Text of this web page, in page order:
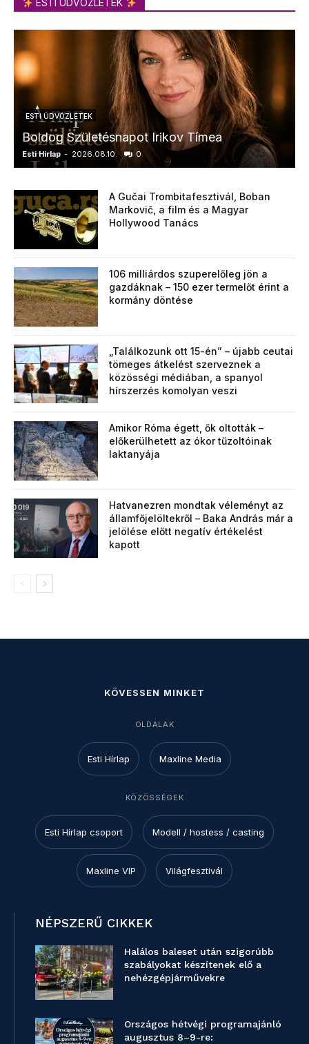
ESTI ÜDVÖZLETEK
ESTI ÜDVÖZLETEK
Boldog Születésnapot Irikov Tímea
Esti Hírlap - 2026.08.10. 0
A Gučai Trombitafesztivál, Boban
Markovič, a film és a Magyar
Hollywood Tanács
106 milliárdos szuperelőleg jön a
gazdáknak – 150 ezer termelőt érint a
kormány döntése
„Találkozunk ott 15-én” – újabb ceutai
tömeges átkelést szerveznek a
közösségi médiában, a spanyol
hírszerzés komolyan veszi
Amikor Róma égett, ők oltották –
előkerülhetett az ókor tűzoltóinak
laktanyája
Hatvanezren mondtak véleményt az
államfőjelöltekről – Baka András már a
jelölése előtt negatív értékelést
kapott
KÖVESSEN MINKET
OLDALAK
Esti Hírlap Maxline Media
KÖZÖSSÉGEK
Esti Hírlap csoport Modell / hostess / casting
Maxline VIP Világfesztivál
NÉPSZERŰ CIKKEK
Halálos baleset után szigorúbb
szabályokat készítenek elő a
nehézgépjárművekre
Országos hétvégi programajánló
augusztus 8–9-re: